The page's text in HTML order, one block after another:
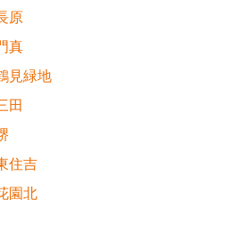
原
真
見緑地
田
住吉
園北